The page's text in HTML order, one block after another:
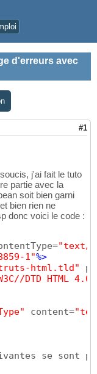
d'erreurs avec
#1
j'ai fait le tuto
partie avec la
soit bien garni
bien rien ne
donc voici le code :
"text/
1"%>
html.tld"
DTD HTML
content=